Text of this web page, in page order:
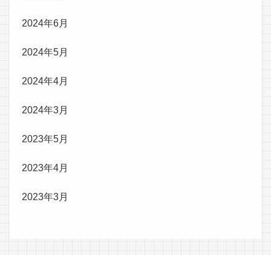
2024年6月
2024年5月
2024年4月
2024年3月
2023年5月
2023年4月
2023年3月